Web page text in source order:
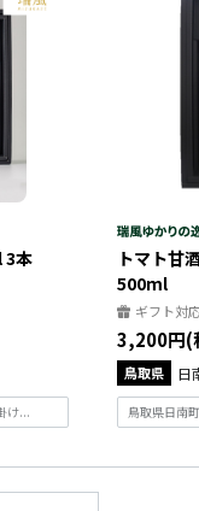
3本
け...
トマト甘
500ml
ギフト対
3,200円(
鳥取県 日
鳥取県日南